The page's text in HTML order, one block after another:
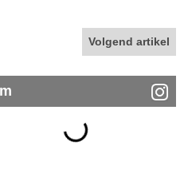
Volgend artikel